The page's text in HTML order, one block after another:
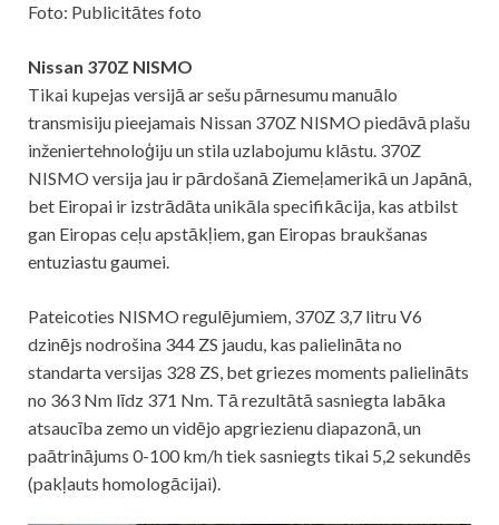
Foto: Publicitātes foto
Nissan 370Z NISMO
Tikai kupejas versijā ar sešu pārnesumu manuālo
transmisiju pieejamais Nissan 370Z NISMO piedāvā plašu
inženiertehnoloģiju un stila uzlabojumu klāstu. 370Z
NISMO versija jau ir pārdošanā Ziemeļamerikā un Japānā,
bet Eiropai ir izstrādāta unikāla specifikācija, kas atbilst
gan Eiropas ceļu apstākļiem, gan Eiropas braukšanas
entuziastu gaumei.
Pateicoties NISMO regulējumiem, 370Z 3,7 litru V6
dzinējs nodrošina 344 ZS jaudu, kas palielināta no
standarta versijas 328 ZS, bet griezes moments palielināts
no 363 Nm līdz 371 Nm. Tā rezultātā sasniegta labāka
atsaucība zemo un vidējo apgriezienu diapazonā, un
paātrinājums 0-100 km/h tiek sasniegts tikai 5,2 sekundēs
(pakļauts homologācijai).